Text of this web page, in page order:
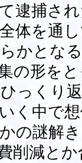
逮捕さ
体を通
かとな
の形を
っくり
く中で
の謎解
削減とか